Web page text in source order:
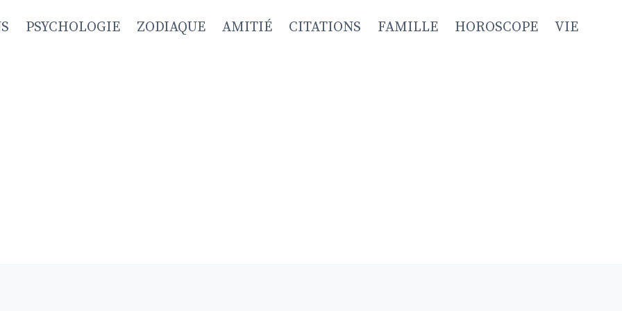
PSYCHOLOGIE ZODIAQUE AMITIÉ CITATIONS FAMILLE HOROSCOPE VIE